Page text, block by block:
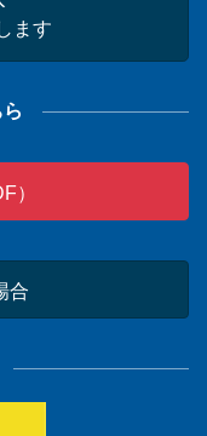
ます
）
合